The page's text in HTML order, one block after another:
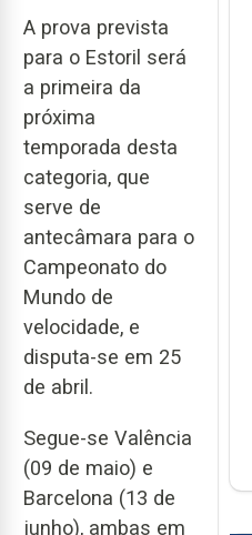
A prova prevista
para o Estoril será
a primeira da
próxima
temporada desta
categoria, que
serve de
antecâmara para o
Campeonato do
Mundo de
velocidade, e
disputa-se em 25
de abril.
Segue-se Valência
(09 de maio) e
Barcelona (13 de
junho), ambas em